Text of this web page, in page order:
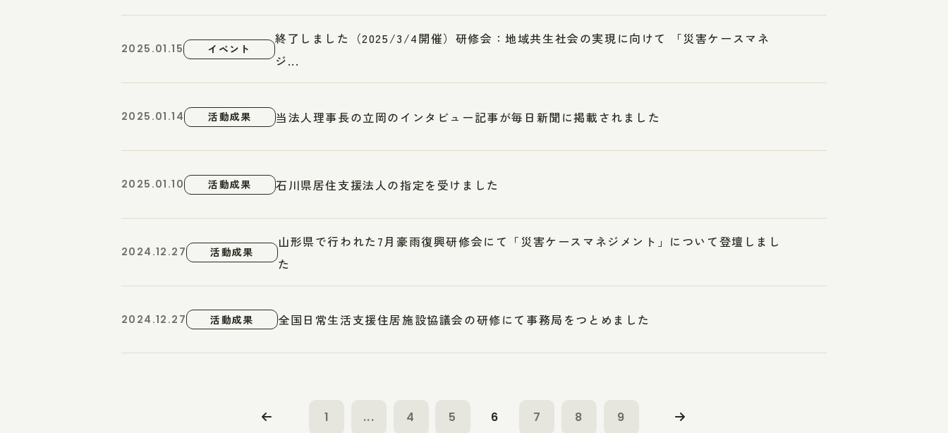
2025.01.15 イベント
終了しました（2025/3/4開催）研修会：地域共生社会の実現に向けて 「災害ケースマネ
ジ...
2025.01.14 活動成果 当法人理事長の立岡のインタビュー記事が毎日新聞に掲載されました
2025.01.10 活動成果 石川県居住支援法人の指定を受けました
2024.12.27 活動成果
山形県で行われた7月豪雨復興研修会にて「災害ケースマネジメント」について登壇しまし
た
2024.12.27 活動成果 全国日常生活支援住居施設協議会の研修にて事務局をつとめました
1 ... 4 5 6 7 8 9